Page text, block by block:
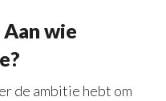
wie
de ambitie hebt om